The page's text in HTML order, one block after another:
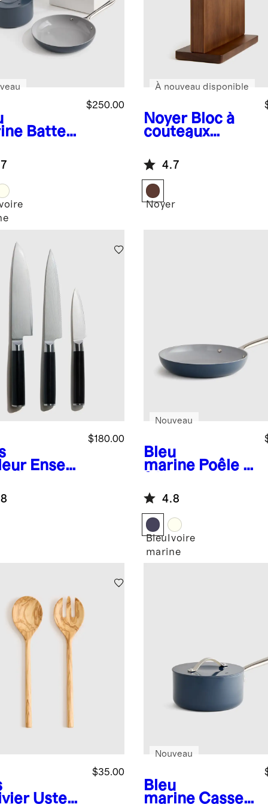
Batteri
pièces
$250.00
Noyer Bloc à
couteaux
À nouveau disponible
4.7
Noyer
Ense
en
$180.00
Bleu
marine Poêle à
antiadhésive
en céramique
de 10 po
Nouveau
4.8
Bleu
marine
Ivoire
Usten
$35.00
Bleu
marine Casser
Nouveau